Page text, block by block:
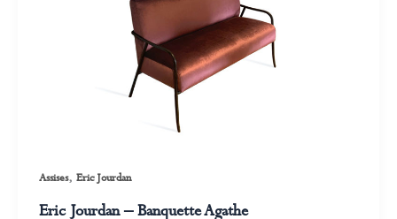
Assises, Eric Jourdan
Eric Jourdan – Banquette Agathe